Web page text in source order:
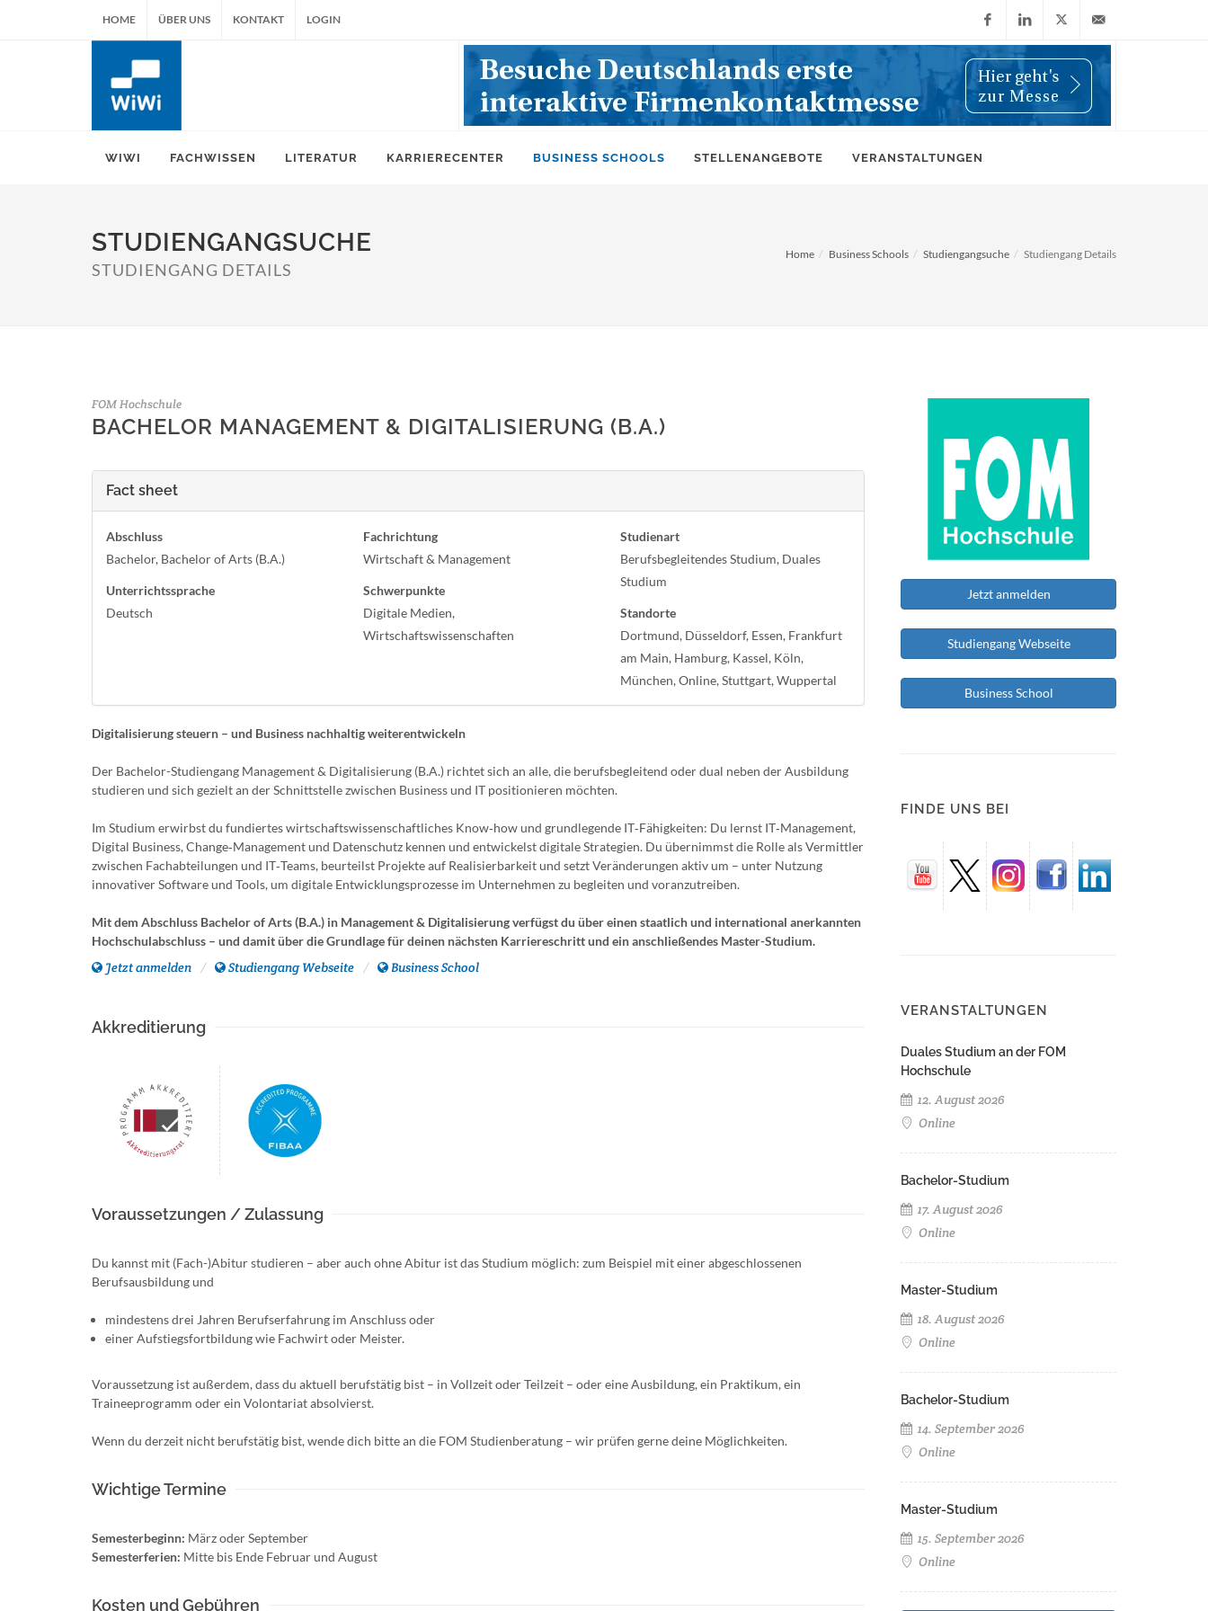
HOME ÜBER UNS KONTAKT LOGIN
FacebookLinkedIn
X
(Twitter)
info@wiwi-
WIWI FACHWISSEN LITERATUR KARRIERECENTER BUSINESS SCHOOLS STELLENANGEBOTE VERANSTALTUNGEN
STUDIENGANGSUCHE
STUDIENGANG DETAILS
Home Business Schools Studiengangsuche Studiengang Details
FOM Hochschule
BACHELOR MANAGEMENT & DIGITALISIERUNG (B.A.)
Fact sheet
Abschluss
Bachelor, Bachelor of Arts (B.A.)
Unterrichtssprache
Deutsch
Fachrichtung
Wirtschaft & Management
Schwerpunkte
Digitale Medien,
Wirtschaftswissenschaften
Studienart
Berufsbegleitendes Studium, Duales
Studium
Standorte
Dortmund, Düsseldorf, Essen, Frankfurt
am Main, Hamburg, Kassel, Köln,
München, Online, Stuttgart, Wuppertal
Digitalisierung steuern – und Business nachhaltig weiterentwickeln
Der Bachelor-Studiengang Management & Digitalisierung (B.A.) richtet sich an alle, die berufsbegleitend oder dual neben der Ausbildung
studieren und sich gezielt an der Schnittstelle zwischen Business und IT positionieren möchten.
Im Studium erwirbst du fundiertes wirtschaftswissenschaftliches Know‑how und grundlegende IT‑Fähigkeiten: Du lernst IT‑Management,
Digital Business, Change‑Management und Datenschutz kennen und entwickelst digitale Strategien. Du übernimmst die Rolle als Vermittler
zwischen Fachabteilungen und IT‑Teams, beurteilst Projekte auf Realisierbarkeit und setzt Veränderungen aktiv um – unter Nutzung
innovativer Software und Tools, um digitale Entwicklungsprozesse im Unternehmen zu begleiten und voranzutreiben.
Mit dem Abschluss Bachelor of Arts (B.A.) in Management & Digitalisierung verfügst du über einen staatlich und international anerkannten
Hochschulabschluss – und damit über die Grundlage für deinen nächsten Karriereschritt und ein anschließendes Master-Studium.
Jetzt anmelden Studiengang Webseite Business School
Akkreditierung
Voraussetzungen / Zulassung
Du kannst mit (Fach-)Abitur studieren – aber auch ohne Abitur ist das Studium möglich: zum Beispiel mit einer abgeschlossenen
Berufsausbildung und
mindestens drei Jahren Berufserfahrung im Anschluss oder
einer Aufstiegsfortbildung wie Fachwirt oder Meister.
Voraussetzung ist außerdem, dass du aktuell berufstätig bist – in Vollzeit oder Teilzeit – oder eine Ausbildung, ein Praktikum, ein
Traineeprogramm oder ein Volontariat absolvierst.
Wenn du derzeit nicht berufstätig bist, wende dich bitte an die FOM Studienberatung – wir prüfen gerne deine Möglichkeiten.
Wichtige Termine
Semesterbeginn: März oder September
Semesterferien: Mitte bis Ende Februar und August
Kosten und Gebühren
Jetzt anmelden
Studiengang Webseite
Business School
FINDE UNS BEI
VERANSTALTUNGEN
Duales Studium an der FOM
Hochschule
12. August 2026
Online
Bachelor-Studium
17. August 2026
Online
Master-Studium
18. August 2026
Online
Bachelor-Studium
14. September 2026
Online
Master-Studium
15. September 2026
Online